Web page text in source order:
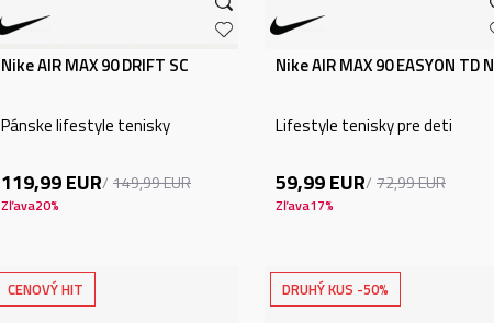
Nike AIR MAX 90 DRIFT SC
Pánske lifestyle tenisky
119,99EUR 149,99EUR
Zľava20%
Nike AIR MAX 90 EASYON TD N
Lifestyle tenisky pre deti
59,99EUR 72,99EUR
Zľava17%
CENOVÝ HIT DRUHÝ KUS -50%